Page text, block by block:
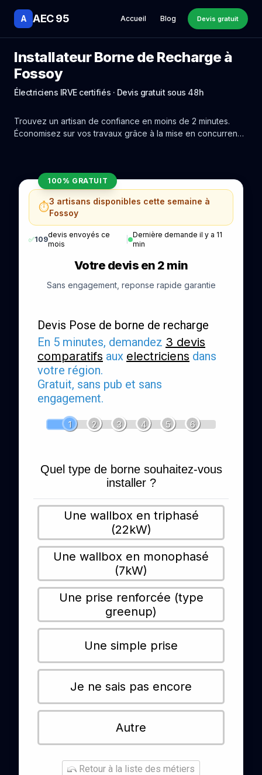
A AEC 95 Accueil Blog Devis gratuit
Installateur Borne de Recharge à
Fossoy
Électriciens IRVE certifiés · Devis gratuit sous 48h
Trouvez un artisan de confiance en moins de 2 minutes.
Économisez sur vos travaux grâce à la mise en concurrence
100% GRATUIT
⏱️3 artisans disponibles cette semaine à
Fossoy
✅109
devis envoyés ce
mois
|
Dernière demande il y a 11
min
Votre devis en 2 min
Sans engagement, reponse rapide garantie
Devis Pose de borne de recharge
En 5 minutes, demandez 3 devis
comparatifs aux electriciens dans
votre région.
Gratuit, sans pub et sans
engagement.
1 2 3 4 5 6
Quel type de borne souhaitez-vous
installer ?
Une wallbox en triphasé
(22kW)
Une wallbox en monophasé
(7kW)
Une prise renforcée (type
greenup)
Une simple prise
Je ne sais pas encore
Autre
Retour à la liste des métiers